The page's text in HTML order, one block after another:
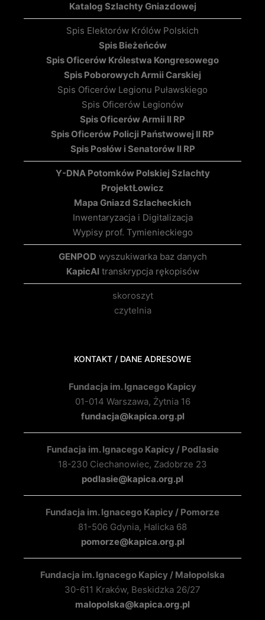
Katalog Szlachty Gniazdowej
Spis Elektorów Królów Polskich
Spis Bieżeńców
Spis Oficerów Królestwa Kongresowego
Spis Poborowych Armii Carskiej
Spis Oficerów Legionu Puławskiego
Spis Oficerów Legionów
Spis Oficerów Armii II RP
Spis Oficerów Policji Państwowej II RP
Spis Posłów i Senatorów II RP
Y-DNA Potomków Polskiej Szlachty
ProjektŁowicz
Mapa Gniazd Szlacheckich
Inwentaryzacja i Digitalizacja
Wypisy prof. Tymienieckiego
GENPOD wyszukiwarka baz danych
KapicAItranskrypcja rękopisów
skoroszyt
czytelnia
KONTAKT / DANE ADRESOWE
Fundacja im. Ignacego Kapicy
01-014 Warszawa, Żytnia 16
fundacja@kapica.org.pl
Fundacja im. Ignacego Kapicy / Podlasie
18-230 Ciechanowiec, Zadobrze 23
podlasie@kapica.org.pl
Fundacja im. Ignacego Kapicy / Pomorze
81-506 Gdynia, Halicka 68
pomorze@kapica.org.pl
Fundacja im. Ignacego Kapicy / Małopolska
30-611 Kraków, Beskidzka 26/27
malopolska@kapica.org.pl